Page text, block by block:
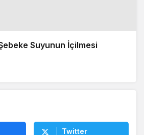
Suyunun İçilmesi
Twitter